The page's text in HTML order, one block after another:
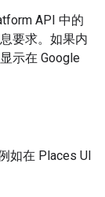
API 中的
要求。如果内
示在 Google
如在 Places UI